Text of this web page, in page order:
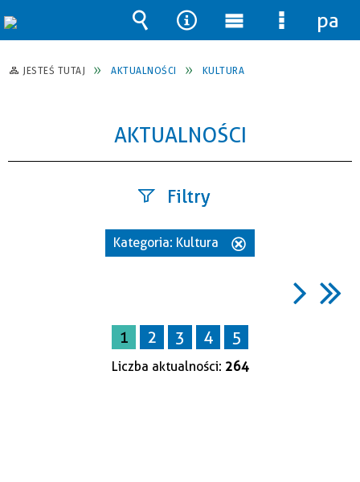
JESTEŚ TUTAJ AKTUALNOŚCI KULTURA
AKTUALNOŚCI
Filtry
Szukana
fraza
Data
publikacji
Kategoria: Kultura
1 2 3 4 5
Liczba aktualności: 264
Wyszukiwarka
Narzędzia
Menu
główne
Menu